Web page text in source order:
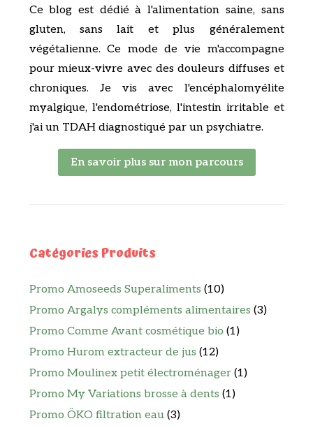
Ce blog est dédié à l'alimentation saine, sans
gluten, sans lait et plus généralement
végétalienne. Ce mode de vie m'accompagne
pour mieux-vivre avec des douleurs diffuses et
chroniques. Je vis avec l'encéphalomyélite
myalgique, l'endométriose, l'intestin irritable et
j'ai un TDAH diagnostiqué par un psychiatre.
En savoir plus sur mon parcours
Catégories Produits
Promo Amoseeds Superaliments (10)
Promo Argalys compléments alimentaires (3)
Promo Comme Avant cosmétique bio (1)
Promo Hurom extracteur de jus (12)
Promo Moulinex petit électroménager (1)
Promo My Variations brosse à dents (1)
Promo ÖKO filtration eau (3)